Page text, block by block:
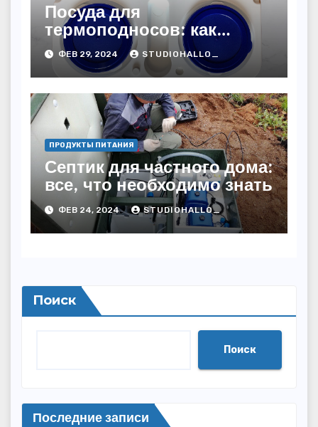
Посуда для
термоподносов: как
правильно выбрать и
использовать
ФЕВ 29, 2024 STUDIOHALLO_
ПРОДУКТЫ ПИТАНИЯ
Септик для частного дома:
все, что необходимо знать
ФЕВ 24, 2024 STUDIOHALLO_
Поиск
Поиск
Последние записи